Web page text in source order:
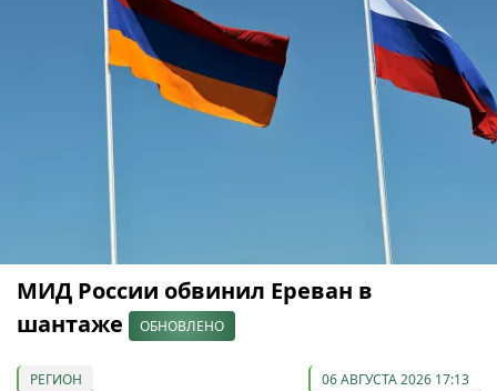
МИД России обвинил Ереван в
шантаже
ОБНОВЛЕНО
РЕГИОН 06 АВГУСТА 2026 17:13